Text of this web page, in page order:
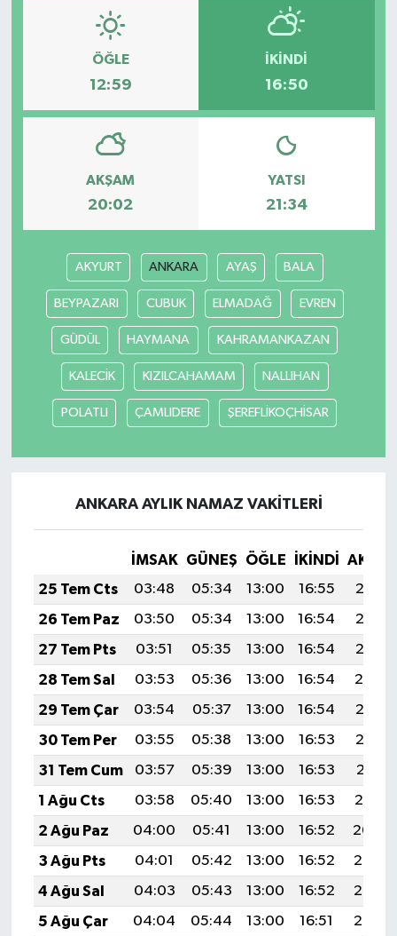
ÖĞLE
12:59
İKINDI
16:50
AKŞAM
20:02
YATSI
21:34
AKYURT ANKARA AYAŞ BALA
BEYPAZARI CUBUK ELMADAĞ EVREN
GÜDÜL HAYMANA KAHRAMANKAZAN
KALECİK KIZILCAHAMAM NALLIHAN
POLATLI ÇAMLIDERE ŞEREFLİKOÇHİSAR
ANKARA AYLIK NAMAZ VAKITLERI
İMSAK GÜNEŞ ÖĞLE İKINDI
25 Tem Cts
03:48 05:34 13:00 16:55
20:17
26 Tem Paz
03:50 05:34 13:00 16:54
20:16
27 Tem Pts
03:51 05:35 13:00 16:54
20:15
28 Tem Sal
03:53 05:36 13:00 16:54
20:14
29 Tem Çar
03:54 05:37 13:00 16:54
20:13
30 Tem Per
03:55 05:38 13:00 16:53
20:12
31 Tem Cum
03:57 05:39 13:00 16:53
20:11
1 Ağu Cts
03:58 05:40 13:00 16:53
20:10
2 Ağu Paz
04:00 05:41 13:00 16:52
20:09
3 Ağu Pts
04:01 05:42 13:00 16:52
20:08
4 Ağu Sal
04:03 05:43 13:00 16:52
20:07
5 Ağu Çar
04:04 05:44 13:00 16:51
20:06